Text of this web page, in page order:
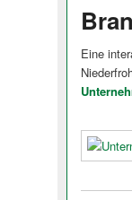
Eine